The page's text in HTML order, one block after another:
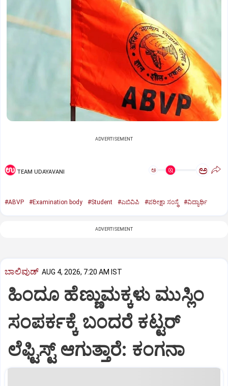
ADVERTISEMENT
TEAM UDAYAVANI ಅ ಅ
#ABVP #Examination body #Student #ಎಬಿವಿಪಿ #ಪರೀಕ್ಷಾ ಸಂಸ್ಥೆ #ವಿದ್ಯಾರ್ಥಿ
ADVERTISEMENT
ಬಾಲಿವುಡ್‌ AUG 4, 2026, 7:20 AM IST
ಹಿಂದೂ ಹೆಣ್ಣುಮಕ್ಕಳು ಮುಸ್ಲಿಂ
ಸಂಪರ್ಕಕ್ಕೆ ಬಂದರೆ ಕಟ್ಟರ್‌
ಲೆಫ್ಟಿಸ್ಟ್‌ ಆಗುತ್ತಾರೆ: ಕಂಗನಾ